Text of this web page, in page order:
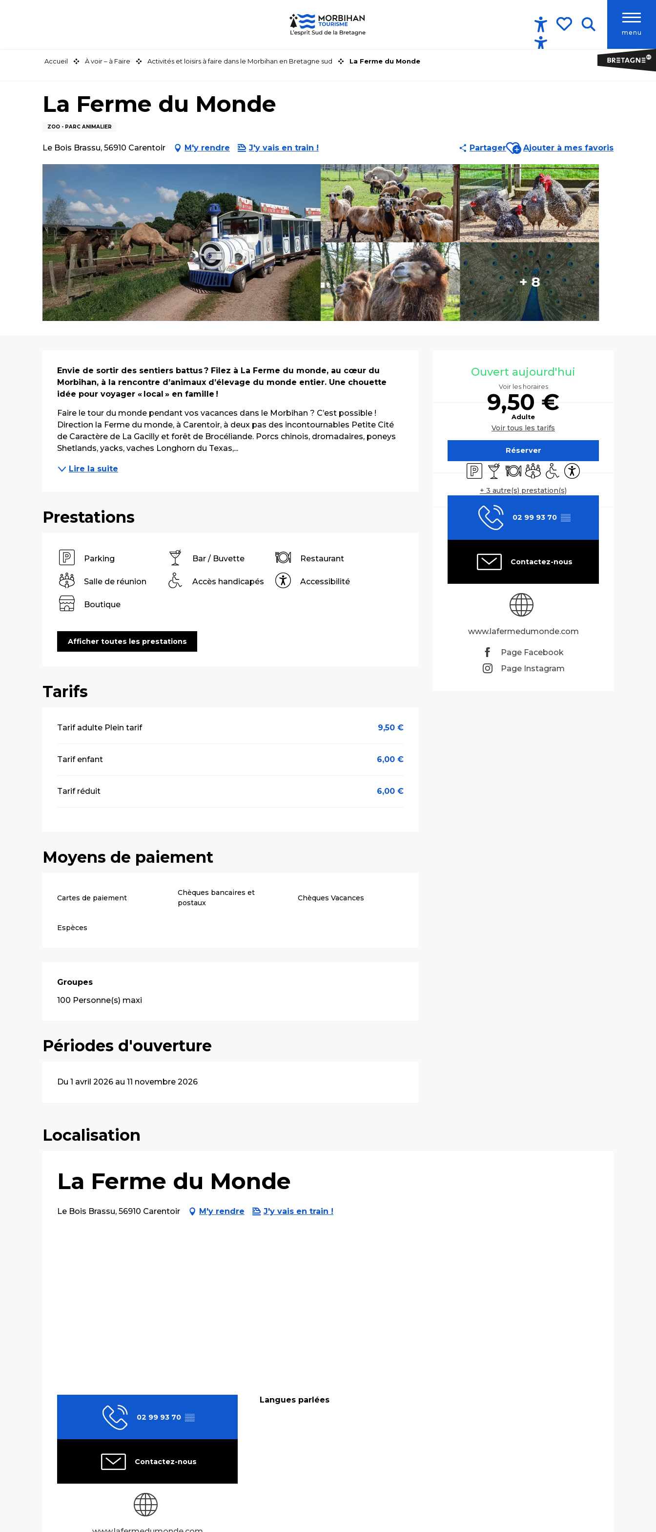
menu
Accessibilité
Accueil À voir – à Faire Activités et loisirs à faire dans le Morbihan en Bretagne sud La Ferme du Monde
La Ferme du Monde
ZOO - PARC ANIMALIER
Le Bois Brassu, 56910 Carentoir M'y rendre J'y vais en train ! PartagerAjouter aux favoris
Ajouter à mes favoris
+ 8
Ouverture et
Ouvert aujourd'hui
Voir les horaires
9,50 €
Adulte
Voir tous les tarifs
Réserver
ParkingBar / Buvette
RestaurantSalle de réunion
Accès handicapés
Accessibilité
+ 3 autre(s) prestation(s)
02 99 93 70 ▒▒
Contactez-nous
www.lafermedumonde.com
Page Facebook
Page Instagram
Description
Envie de sortir des sentiers battus ? Filez à La Ferme du monde, au cœur du
Morbihan, à la rencontre d’animaux d’élevage du monde entier. Une chouette
idée pour voyager « local » en famille !
Faire le tour du monde pendant vos vacances dans le Morbihan ? C’est possible !
Direction la Ferme du monde, à Carentoir, à deux pas des incontournables Petite Cité
de Caractère de La Gacilly et forêt de Brocéliande. Porcs chinois, dromadaires, poneys
Shetlands, yacks, vaches Longhorn du Texas,...
Lire la suite
Prestations
Parking Bar / Buvette Restaurant
Salle de réunion Accès handicapés Accessibilité
Boutique
Afficher toutes les prestations
Tarifs
Tarifs 2026
Tarif adulte Plein tarif 9,50 €
Tarif enfant 6,00 €
Tarif réduit 6,00 €
Moyens de paiement
Cartes de paiement
Chèques bancaires et
postaux
Chèques Vacances
Espèces
Groupes
Groupes
100 Personne(s) maxi
Périodes d'ouverture
Du 1 avril 2026 au 11 novembre 2026
Localisation
La Ferme du Monde
Le Bois Brassu, 56910 Carentoir M'y rendre J'y vais en train !
02 99 93 70 ▒▒
Contactez-nous
Langues parlées
Langues parlées